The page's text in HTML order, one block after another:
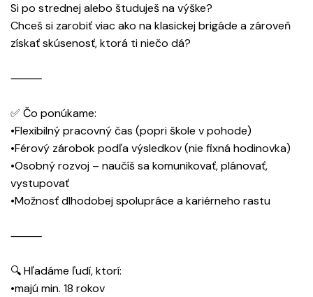
Si po strednej alebo študuješ na výške?
Chceš si zarobiť viac ako na klasickej brigáde a zároveň
získať skúsenosť, ktorá ti niečo dá?
⸻
✅ Čo ponúkame:
•Flexibilný pracovný čas (popri škole v pohode)
•Férový zárobok podľa výsledkov (nie fixná hodinovka)
•Osobný rozvoj – naučíš sa komunikovať, plánovať,
vystupovať
•Možnosť dlhodobej spolupráce a kariérneho rastu
⸻
🔍 Hľadáme ľudí, ktorí:
•majú min. 18 rokov